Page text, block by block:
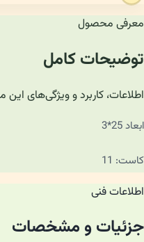
معرفی محصول
توضیحات کامل
اطلاعات، کاربرد و ویژگی‌های
ابعاد 25*3
کاست: 11
اطلاعات فنی
جزئیات و مشخصات